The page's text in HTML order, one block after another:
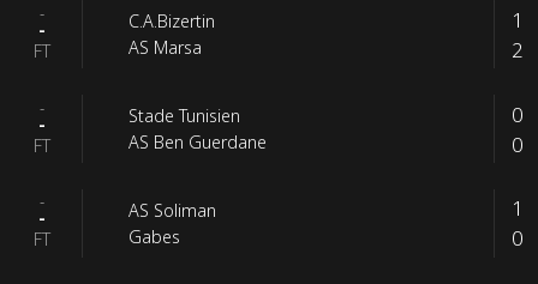
-
-
FT
C.A.Bizertin
AS Marsa
1
2
-
-
FT
Stade Tunisien
AS Ben Guerdane
0
0
-
-
FT
AS Soliman
Gabes
1
0